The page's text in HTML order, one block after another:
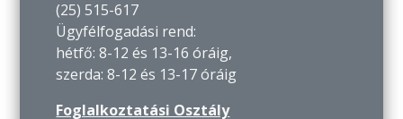
(25) 515-617
Ügyfélfogadási rend:
hétfő: 8-12 és 13-16 óráig,
szerda: 8-12 és 13-17 óráig
Foglalkoztatási Osztály